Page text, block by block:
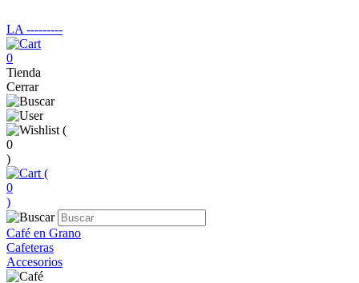
LA ‑‑‑‑‑‑‑‑‑
0
Tienda
Cerrar
(
0
)
(
0
)
Café en Grano
Cafeteras
Accesorios